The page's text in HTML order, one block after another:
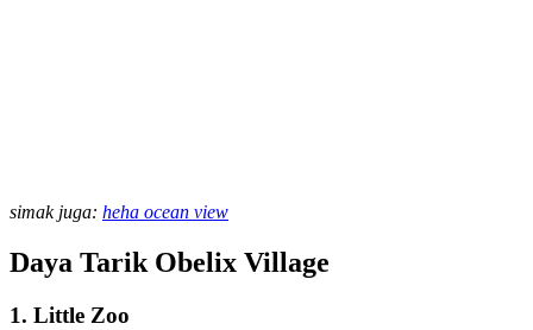
simak juga: heha ocean view
Daya Tarik Obelix Village
1. Little Zoo